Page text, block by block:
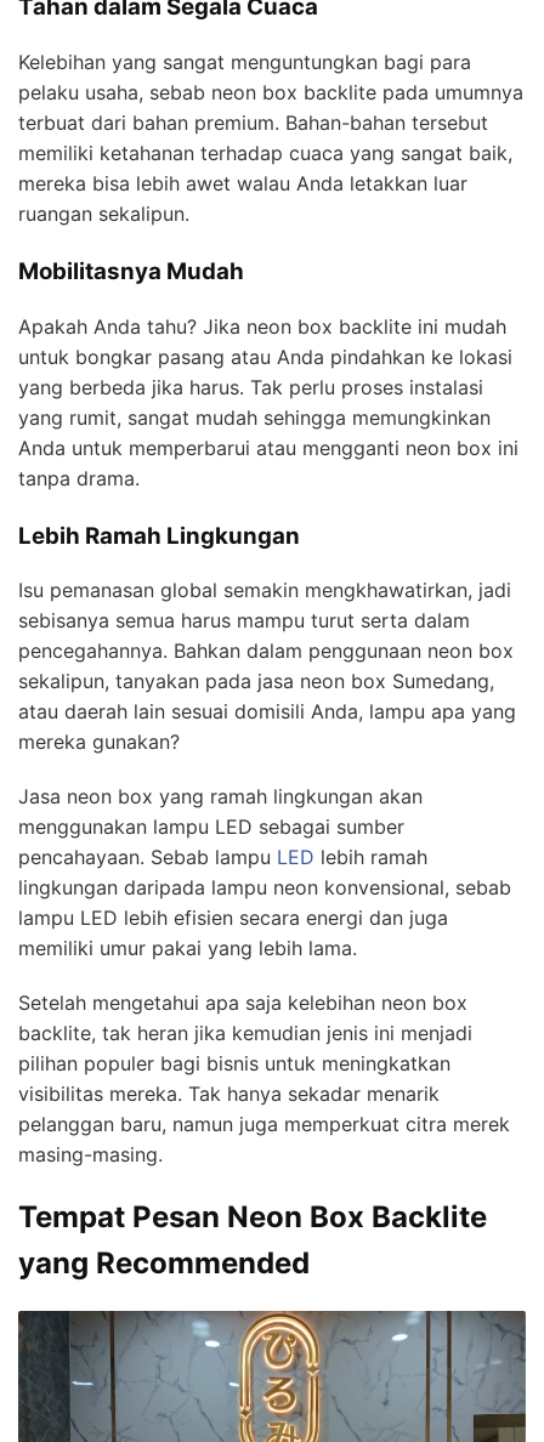
Tahan dalam Segala Cuaca
Kelebihan yang sangat menguntungkan bagi para
pelaku usaha, sebab neon box backlite pada umumnya
terbuat dari bahan premium. Bahan-bahan tersebut
memiliki ketahanan terhadap cuaca yang sangat baik,
mereka bisa lebih awet walau Anda letakkan luar
ruangan sekalipun.
Mobilitasnya Mudah
Apakah Anda tahu? Jika neon box backlite ini mudah
untuk bongkar pasang atau Anda pindahkan ke lokasi
yang berbeda jika harus. Tak perlu proses instalasi
yang rumit, sangat mudah sehingga memungkinkan
Anda untuk memperbarui atau mengganti neon box ini
tanpa drama.
Lebih Ramah Lingkungan
Isu pemanasan global semakin mengkhawatirkan, jadi
sebisanya semua harus mampu turut serta dalam
pencegahannya. Bahkan dalam penggunaan neon box
sekalipun, tanyakan pada jasa neon box Sumedang,
atau daerah lain sesuai domisili Anda, lampu apa yang
mereka gunakan?
Jasa neon box yang ramah lingkungan akan
menggunakan lampu LED sebagai sumber
pencahayaan. Sebab lampu LED lebih ramah
lingkungan daripada lampu neon konvensional, sebab
lampu LED lebih efisien secara energi dan juga
memiliki umur pakai yang lebih lama.
Setelah mengetahui apa saja kelebihan neon box
backlite, tak heran jika kemudian jenis ini menjadi
pilihan populer bagi bisnis untuk meningkatkan
visibilitas mereka. Tak hanya sekadar menarik
pelanggan baru, namun juga memperkuat citra merek
masing-masing.
Tempat Pesan Neon Box Backlite
yang Recommended